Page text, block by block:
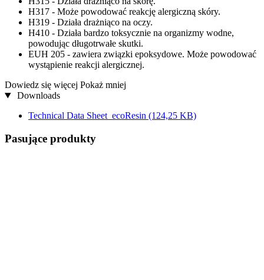
H317 - Może powodować reakcję alergiczną skóry.
H319 - Działa drażniąco na oczy.
H410 - Działa bardzo toksycznie na organizmy wodne,
powodując długotrwałe skutki.
EUH 205 - zawiera związki epoksydowe. Może powodować
wystąpienie reakcji alergicznej.
Dowiedz się więcej Pokaż mniej
Downloads
Technical Data Sheet_ecoResin (124,25 KB)
Pasujące produkty